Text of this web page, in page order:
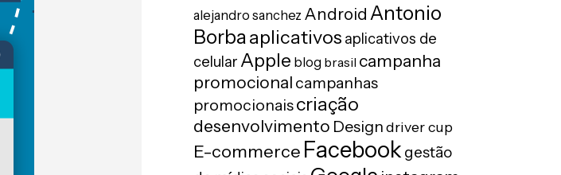
alejandro sanchez Android Antonio
Borbaaplicativos aplicativos de
celular Apple blog brasil campanha
promocional campanhas
promocionaiscriação
desenvolvimento Designdriver cup
E-commerce Facebookgestão